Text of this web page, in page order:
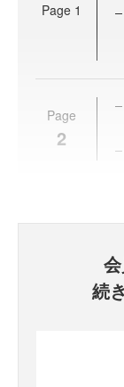
Page 1
Page
2
続